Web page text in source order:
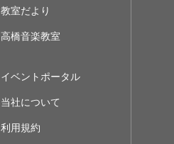
教室だより
高橋音楽教室
イベントポータル
当社について
利用規約